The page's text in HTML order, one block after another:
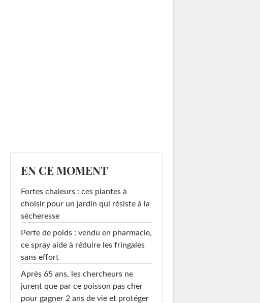
EN CE MOMENT
Fortes chaleurs : ces plantes à
choisir pour un jardin qui résiste à la
sécheresse
Perte de poids : vendu en pharmacie,
ce spray aide à réduire les fringales
sans effort
Après 65 ans, les chercheurs ne
jurent que par ce poisson pas cher
pour gagner 2 ans de vie et protéger